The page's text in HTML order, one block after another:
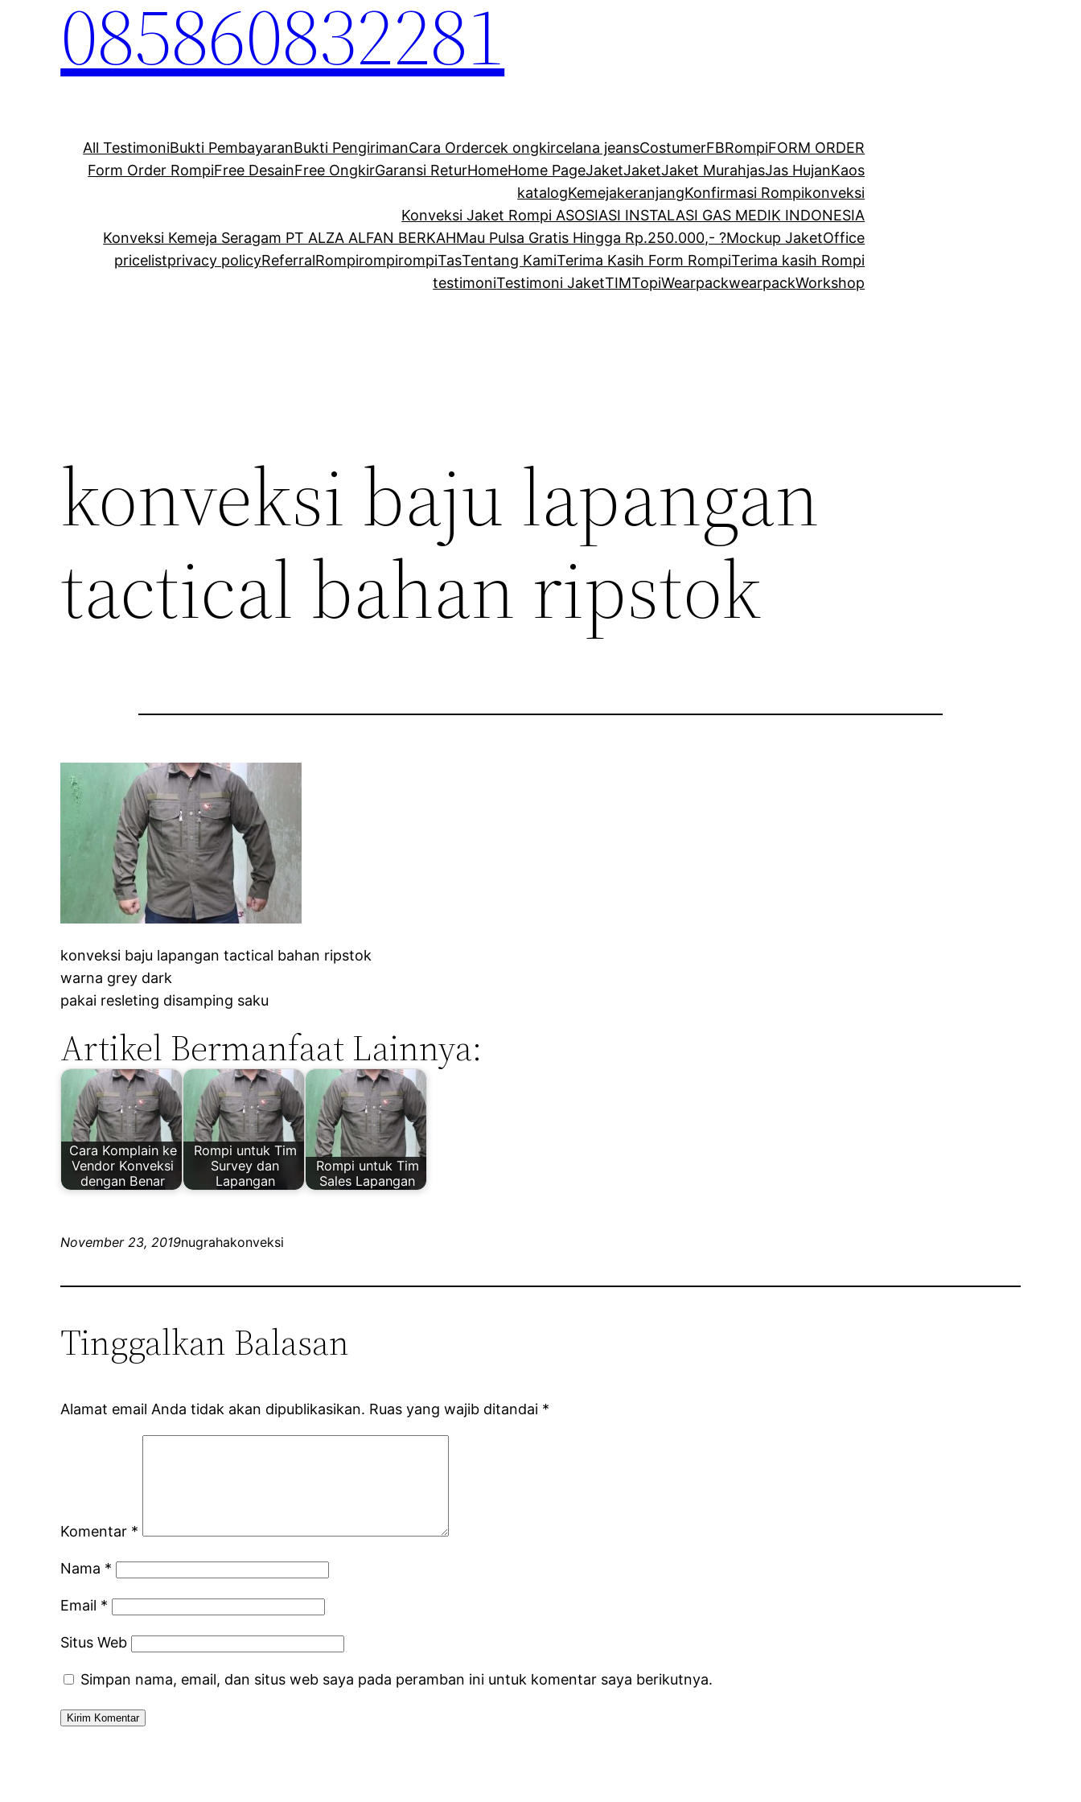
085860832281
All TestimoniBukti PembayaranBukti PengirimanCara Ordercek ongkircelana jeansCostumerFBRompiFORM ORDER
Form Order RompiFree DesainFree OngkirGaransi ReturHomeHome PageJaketJaketJaket MurahjasJas HujanKaos
katalogKemejakeranjangKonfirmasi Rompikonveksi
Konveksi Jaket Rompi ASOSIASI INSTALASI GAS MEDIK INDONESIA
Konveksi Kemeja Seragam PT ALZA ALFAN BERKAHMau Pulsa Gratis Hingga Rp.250.000,- ?Mockup JaketOffice
pricelistprivacy policyReferralRompirompirompiTasTentang KamiTerima Kasih Form RompiTerima kasih Rompi
testimoniTestimoni JaketTIMTopiWearpackwearpackWorkshop
konveksi baju lapangan
tactical bahan ripstok
konveksi baju lapangan tactical bahan ripstok
warna grey dark
pakai resleting disamping saku
Artikel Bermanfaat Lainnya:
Cara Komplain ke
Vendor Konveksi
dengan Benar
Rompi untuk Tim
Survey dan
Lapangan
Rompi untuk Tim
Sales Lapangan
November 23, 2019nugrahakonveksi
Tinggalkan Balasan
Alamat email Anda tidak akan dipublikasikan. Ruas yang wajib ditandai *
Komentar *
Nama *
Email *
Situs Web
Simpan nama, email, dan situs web saya pada peramban ini untuk komentar saya berikutnya.